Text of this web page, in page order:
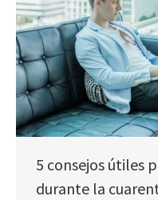
5 consejos útiles
durante la